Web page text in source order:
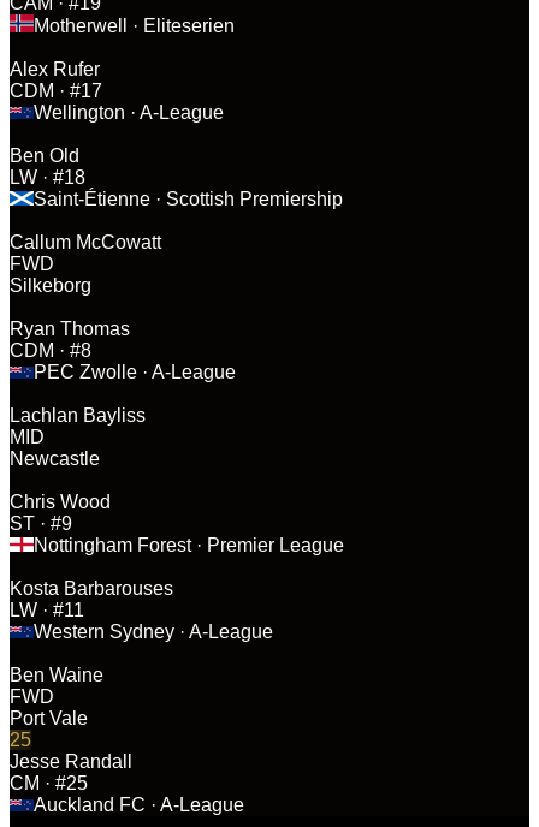
Motherwell
· Eliteserien
Alex Rufer
CDM · #17
Wellington · A-League
Ben Old
LW · #18
Saint-Étienne · Scottish Premiership
Callum McCowatt
FWD
Silkeborg
Ryan Thomas
CDM · #8
PEC Zwolle · A-League
Lachlan Bayliss
MID
Newcastle
Chris Wood
ST · #9
Nottingham Forest· Premier League
Kosta Barbarouses
LW · #11
Western Sydney · A-League
Ben Waine
FWD
Port Vale
25
Jesse Randall
CM · #25
Auckland FC · A-League